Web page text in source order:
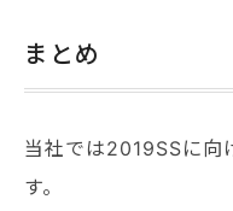
まとめ
当社では2019SSに向
す。